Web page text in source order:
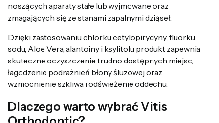
noszących aparaty stałe lub wyjmowane oraz
zmagających się ze stanami zapalnymi dziąseł.
Dzięki zastosowaniu chlorku cetylopirydyny, fluorku
sodu, Aloe Vera, alantoiny i ksylitolu produkt zapewnia
skuteczne oczyszczenie trudno dostępnych miejsc,
łagodzenie podrażnień błony śluzowej oraz
wzmocnienie szkliwa i odświeżenie oddechu.
Dlaczego warto wybrać Vitis